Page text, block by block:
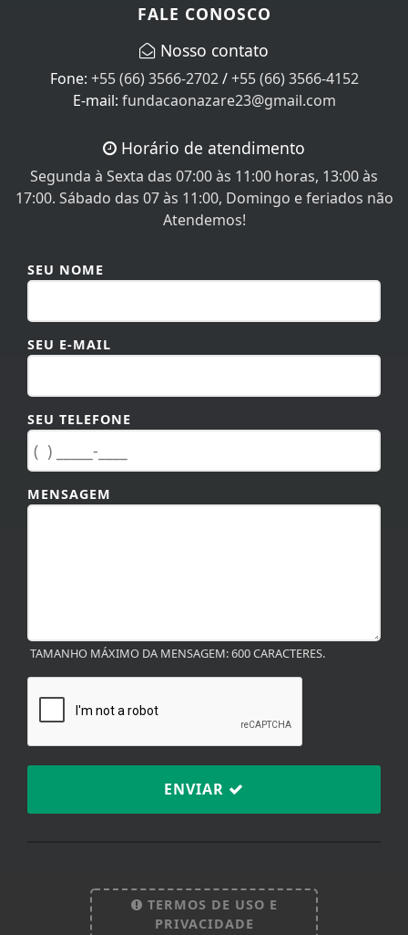
FALE CONOSCO
Nosso contato
Fone: +55 (66) 3566-2702/+55 (66) 3566-4152
E-mail: fundacaonazare23@gmail.com
Horário de atendimento
Segunda à Sexta das 07:00 às 11:00 horas, 13:00 às
17:00. Sábado das 07 às 11:00, Domingo e feriados não
Atendemos!
SEU NOME
SEU E-MAIL
SEU TELEFONE
MENSAGEM
TAMANHO MÁXIMO DA MENSAGEM: 600 CARACTERES.
ENVIAR
TERMOS DE USO E
PRIVACIDADE
Termos de Uso e Privacidade